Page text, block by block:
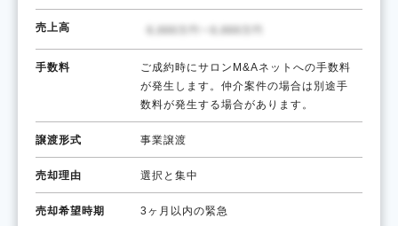
売上高
手数料
ご成約時にサロンM&Aネットへの手数料
が発生します。仲介案件の場合は別途手
数料が発生する場合があります。
譲渡形式 事業譲渡
売却理由 選択と集中
売却希望時期 3ヶ月以内の緊急